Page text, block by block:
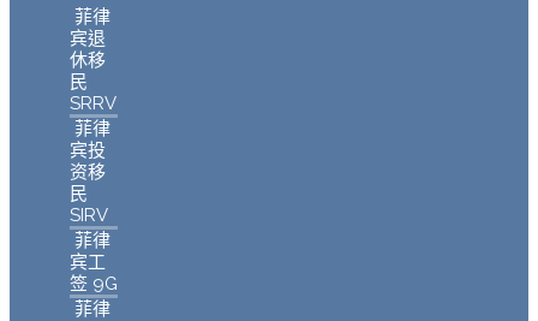
菲律
宾退
休移
民
SRRV
菲律
宾投
资移
民
SIRV
菲律
宾工
签 9G
菲律